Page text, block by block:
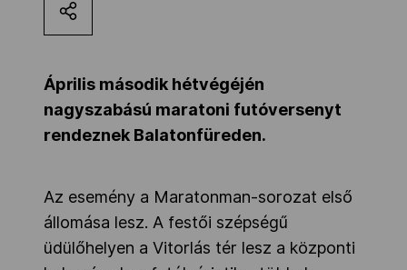
Kettőskarrier-program
NOB
OVEP
Április második hétvégéjén
nagyszabású maratoni futóversenyt
rendeznek Balatonfüreden.
Az esemény a Maratonman-sorozat első
állomása lesz. A festői szépségű
üdülőhelyen a Vitorlás tér lesz a központi